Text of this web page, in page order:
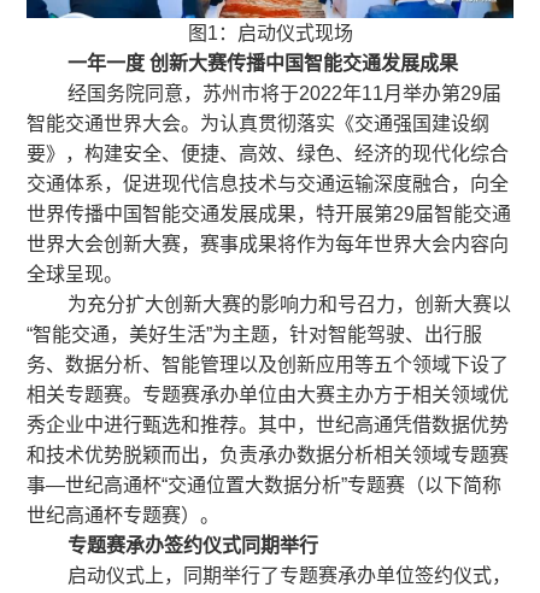
图1：启动仪式现场
一年一度 创新大赛传播中国智能交通发展成果
经国务院同意，苏州市将于2022年11月举办第29届
智能交通世界大会。为认真贯彻落实《交通强国建设纲
要》，构建安全、便捷、高效、绿色、经济的现代化综合
交通体系，促进现代信息技术与交通运输深度融合，向全
世界传播中国智能交通发展成果，特开展第29届智能交通
世界大会创新大赛，赛事成果将作为每年世界大会内容向
全球呈现。
为充分扩大创新大赛的影响力和号召力，创新大赛以
“智能交通，美好生活”为主题，针对智能驾驶、出行服
务、数据分析、智能管理以及创新应用等五个领域下设了
相关专题赛。专题赛承办单位由大赛主办方于相关领域优
秀企业中进行甄选和推荐。其中，世纪高通凭借数据优势
和技术优势脱颖而出，负责承办数据分析相关领域专题赛
事—世纪高通杯“交通位置大数据分析”专题赛（以下简称
世纪高通杯专题赛）。
专题赛承办签约仪式同期举行
启动仪式上，同期举行了专题赛承办单位签约仪式，